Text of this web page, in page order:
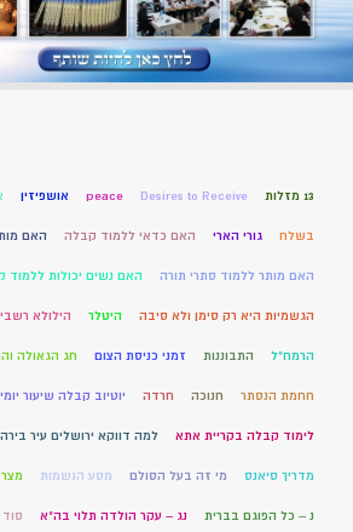
13 מזלות Desires to Receive
peace אושפיזין
בשלח גורי הארי האם כדאי ללמוד קבלה האם
האם מותר ללמוד סתרי תורה האם נשים יכולות ללמוד
הגשמיות היא רק סימן ולא סיבה היטלר הילולא רשבי
הרמח"ל התבוננות זמני כניסת הצום חג הגאולה
חחמת הנסתר חנוכה חרדה יוטיוב קבלה שיעור יומי
לימוד קבלה בקריית אתא למה דווקא ירושלים עיר בירה
מדריך סיאנס מי זה בעל הסולם מסע הנשמות
נ – כל הפוגם בברית נג – עקר הולדה תלוי בה"א